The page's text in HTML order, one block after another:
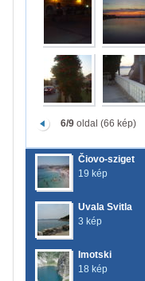
6/9oldal (66 kép)
Čiovo-sziget
19 kép
Uvala Svitla
3 kép
Imotski
18 kép